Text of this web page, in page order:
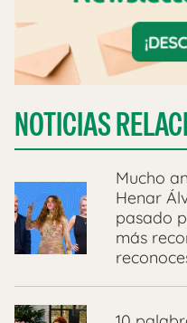
NOTICIAS
Mucho
Henar
pasado
más